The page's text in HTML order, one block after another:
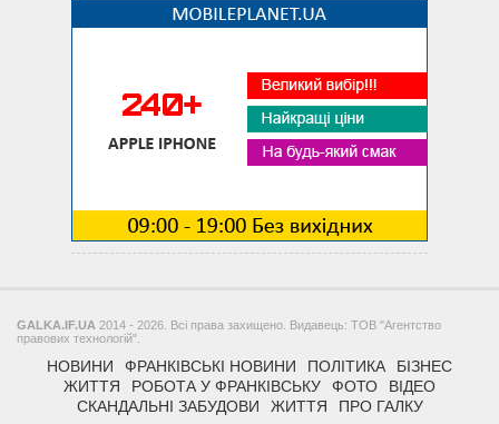
GALKA.IF.UA 2014 - 2026. Всі права захищено. Видавець: ТОВ "Агентство
правових технологій".
НОВИНИ ФРАНКІВСЬКІ НОВИНИ ПОЛІТИКА
БІЗНЕС
ЖИТТЯ
РОБОТА У ФРАНКІВСЬКУ ФОТО
ВІДЕО
СКАНДАЛЬНІ ЗАБУДОВИ
ЖИТТЯ ПРО ГАЛКУ